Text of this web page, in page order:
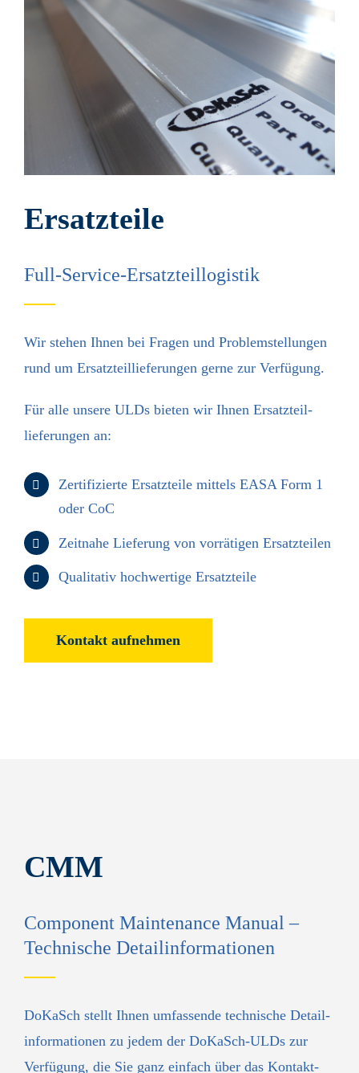
Ersatzteile
Full-Service-Ersatzteillogistik
Wir stehen Ihnen bei Fragen und Problem­stellungen
rund um Ersatz­teil­lieferungen gerne zur Verfügung.
Für alle unsere ULDs bieten wir Ihnen Ersatz­teil­
lieferungen an:
Zertifizierte Ersatzteile mittels EASA Form 1
oder CoC
Zeitnahe Lieferung von vorrätigen Ersatzteilen
Qualitativ hochwertige Ersatzteile
Kontakt aufnehmen
CMM
Component Maintenance Manual –
Technische Detailinformationen
DoKaSch stellt Ihnen umfassende technische Detail­
informationen zu jedem der DoKaSch-ULDs zur
Verfügung, die Sie ganz einfach über das Kontakt­